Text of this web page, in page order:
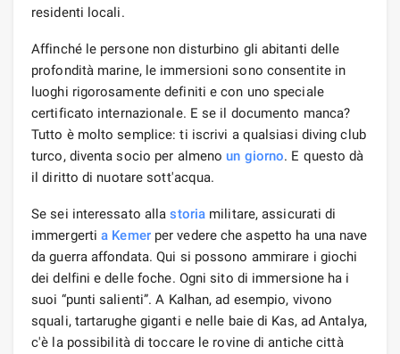
residenti locali.
Affinché le persone non disturbino gli abitanti delle
profondità marine, le immersioni sono consentite in
luoghi rigorosamente definiti e con uno speciale
certificato internazionale. E se il documento manca?
Tutto è molto semplice: ti iscrivi a qualsiasi diving club
turco, diventa socio per almenoun giorno. E questo dà
il diritto di nuotare sott'acqua.
Se sei interessato allastoria militare, assicurati di
immergertia Kemerper vedere che aspetto ha una nave
da guerra affondata. Qui si possono ammirare i giochi
dei delfini e delle foche. Ogni sito di immersione ha i
suoi “punti salienti”. A Kalhan, ad esempio, vivono
squali, tartarughe giganti e nelle baie di Kas, ad Antalya,
c'è la possibilità di toccare le rovine di antiche città